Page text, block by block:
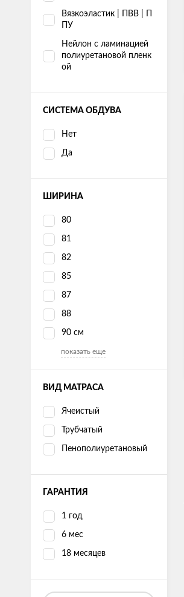
Вязкоэластик | ПВВ | П
ПУ
Нейлон с ламинацией
полиуретановой пленк
ой
СИСТЕМА ОБДУВА
Нет
Да
ШИРИНА
80
81
82
85
87
88
90 см
показать еще
ВИД МАТРАСА
Ячеистый
Трубчатый
Пенополиуретановый
ГАРАНТИЯ
1 год
6 мес
18 месяцев